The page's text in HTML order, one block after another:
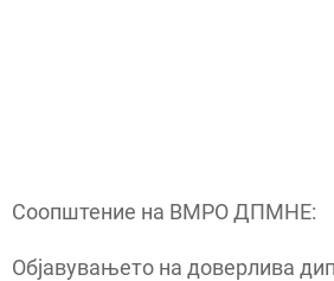
Соопштение на ВМРО ДПМНЕ:
Објавувањето на доверлива